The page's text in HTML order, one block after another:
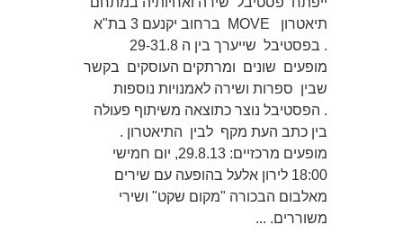
תיאטרון MOVE ברחוב יקנעם 3 בת"א
מופעים שונים ומרתקים העוסקים בקשר
שבין ספרות ושירה לאמנויות נוספות
. הפסטיבל נוצר כתוצאה משיתוף פעולה
בין כתב העת מקף לבין התיאטרון .
מופעים מרכזיים: 29.8.13, יום חמישי
18:00 לירון אלעל בהופעה עם שירים
מאלבום הבכורה "מקום שקט" ושירי
משוררים. ...